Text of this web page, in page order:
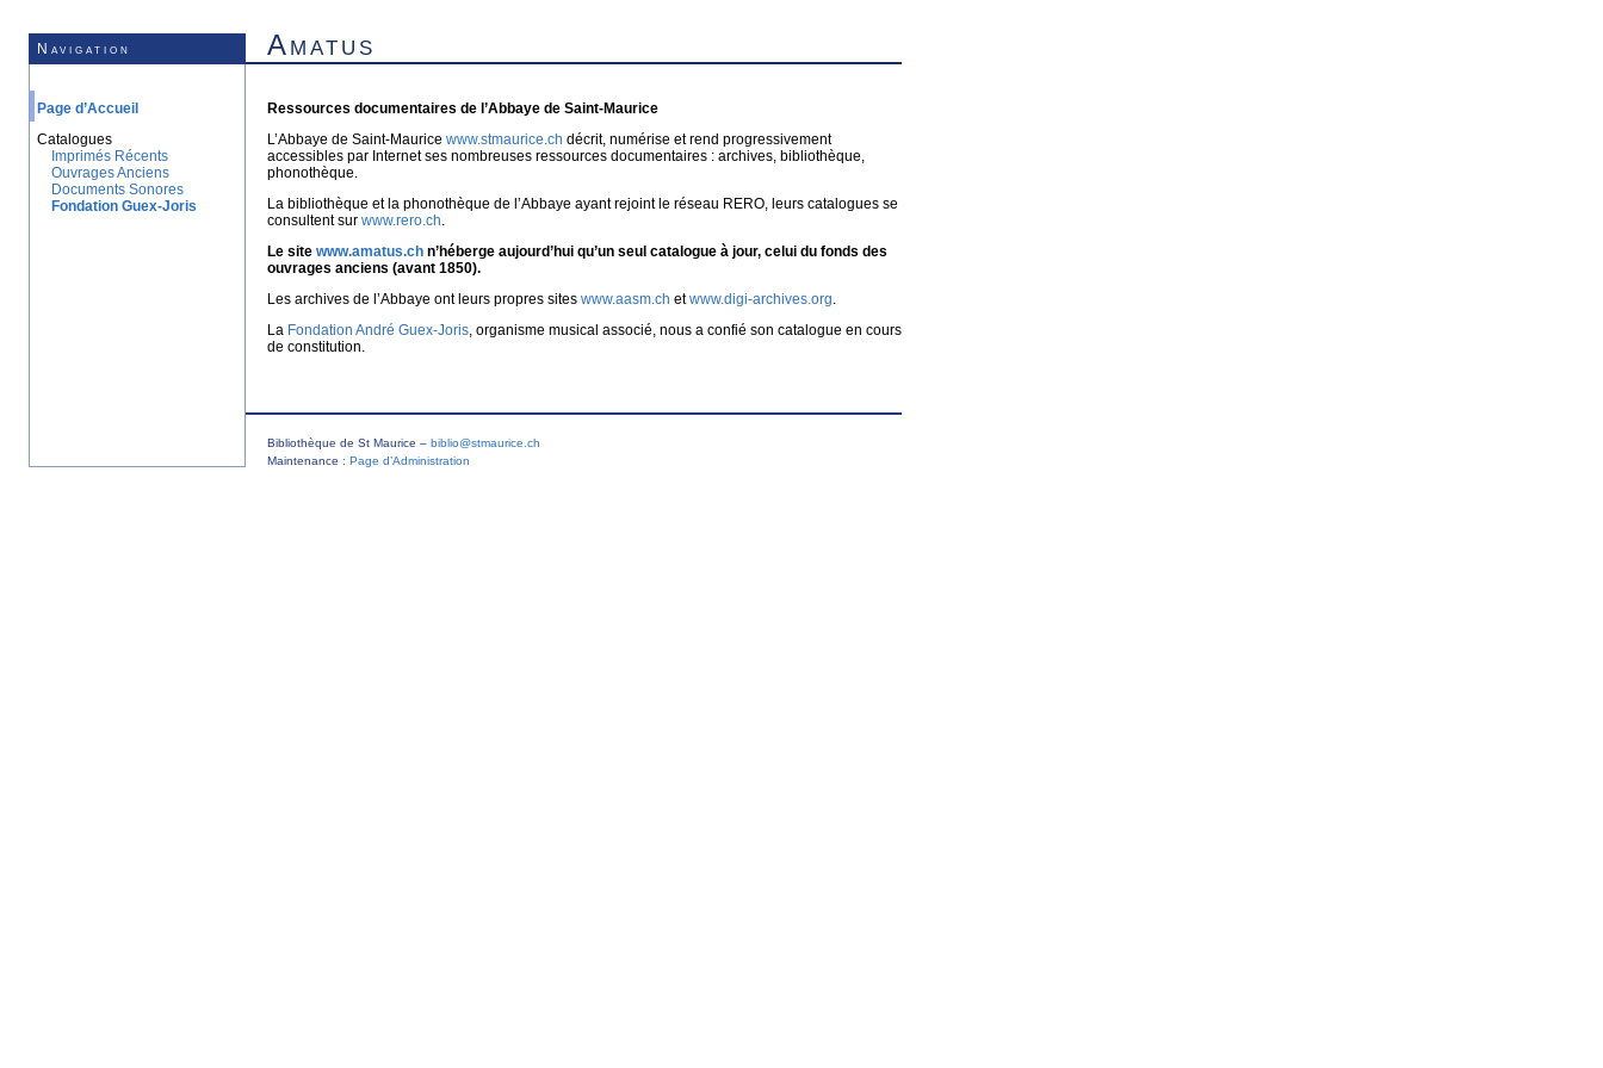
Navigation Amatus
Page d’Accueil
Catalogues
Imprimés Récents
Ouvrages Anciens
Documents Sonores
Fondation Guex-Joris
Ressources documentaires de l’Abbaye de Saint-Maurice
L’Abbaye de Saint-Maurice www.stmaurice.ch décrit, numérise et rend progressivement
accessibles par Internet ses nombreuses ressources documentaires : archives, bibliothèque,
phonothèque.
La bibliothèque et la phonothèque de l’Abbaye ayant rejoint le réseau RERO, leurs catalogues se
consultent sur www.rero.ch.
Le site www.amatus.ch n’héberge aujourd’hui qu’un seul catalogue à jour, celui du fonds des
ouvrages anciens (avant 1850).
Les archives de l’Abbaye ont leurs propres sites www.aasm.ch etwww.digi-archives.org.
La Fondation André Guex-Joris, organisme musical associé, nous a confié son catalogue en cours
de constitution.
Bibliothèque de St Maurice – biblio@stmaurice.ch
Maintenance : Page d’Administration